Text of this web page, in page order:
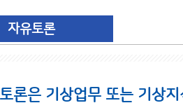
자유토론
론은 기상업무 또는 기상